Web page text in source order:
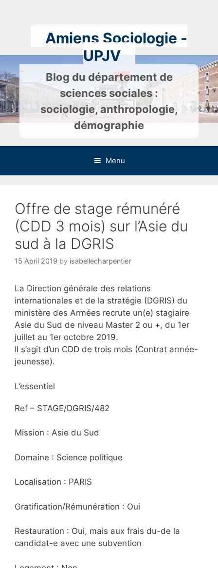
Amiens Sociologie -
UPJV
Blog du département de
sciences sociales :
sociologie, anthropologie,
démographie
Menu
Offre de stage rémunéré
(CDD 3 mois) sur l’Asie du
sud à la DGRIS
15 April 2019 by isabellecharpentier
La Direction générale des relations
internationales et de la stratégie (DGRIS) du
ministère des Armées recrute un(e) stagiaire
Asie du Sud de niveau Master 2 ou +, du 1er
juillet au 1er octobre 2019.
Il s’agit d’un CDD de trois mois (Contrat armée-
jeunesse).
L’essentiel
Ref – STAGE/DGRIS/482
Mission : Asie du Sud
Domaine : Science politique
Localisation : PARIS
Gratification/Rémunération : Oui
Restauration : Oui, mais aux frais du-de la
candidat-e avec une subvention